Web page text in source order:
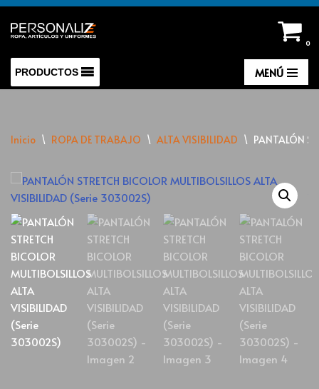
Saltar
al
contenido
0
PRODUCTOS MENÚ
Inicio \ ROPA DE TRABAJO \ ALTA VISIBILIDAD \ PANTALÓN